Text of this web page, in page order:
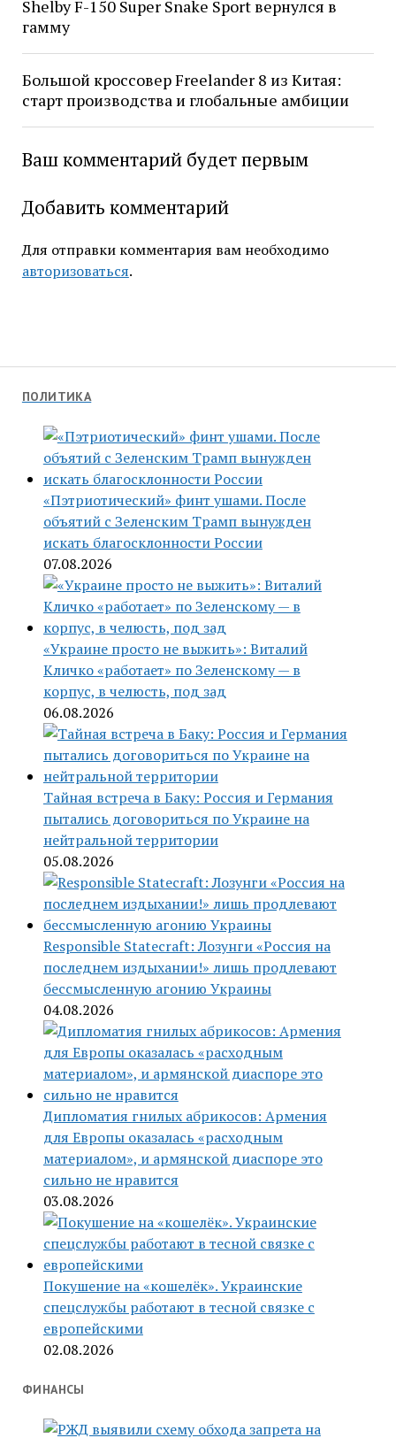
ПОЛИТИКА
«Пэтриотический» финт ушами. После
объятий с Зеленским Трамп вынужден
искать благосклонности России
07.08.2026
«Украине просто не выжить»: Виталий
Кличко «работает» по Зеленскому — в
корпус, в челюсть, под зад
06.08.2026
Тайная встреча в Баку: Россия и Германия
пытались договориться по Украине на
нейтральной территории
05.08.2026
Responsible Statecraft: Лозунги «Россия на
последнем издыхании!» лишь продлевают
бессмысленную агонию Украины
04.08.2026
Дипломатия гнилых абрикосов: Армения
для Европы оказалась «расходным
материалом», и армянской диаспоре это
сильно не нравится
03.08.2026
Покушение на «кошелёк». Украинские
спецслужбы работают в тесной связке с
европейскими
02.08.2026
ФИНАНСЫ
Shelby F-150 Super Snake Sport вернулся в
гамму
Большой кроссовер Freelander 8 из Китая:
старт производства и глобальные амбиции
Ваш комментарий будет первым
Добавить комментарий
Для отправки комментария вам необходимо
авторизоваться.